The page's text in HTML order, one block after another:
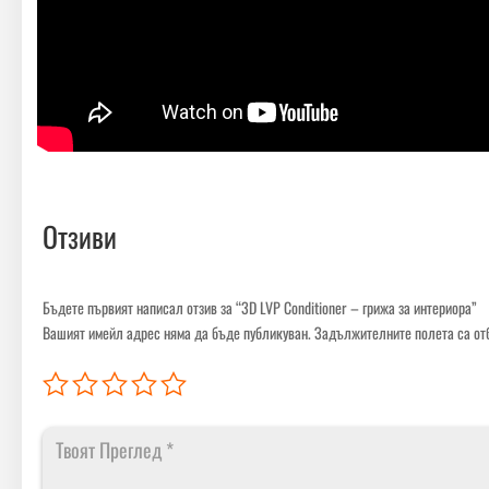
Отзиви
Бъдете първият написал отзив за “3D LVP Conditioner – грижа за интериора”
Вашият имейл адрес няма да бъде публикуван.Задължителните полета са